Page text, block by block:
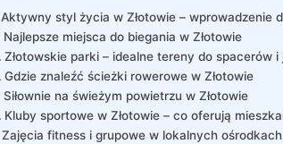
Aktywny styl życia w Złotowie –⁢ wprowadzenie
Najlepsze miejsca do biegania w Złotowie
Złotowskie parki – idealne ⁢tereny‍ do spacerów ⁤i
Gdzie‍ znaleźć ‍ścieżki‍ rowerowe w Złotowie
Siłownie na świeżym ⁤powietrzu ‌w Złotowie
Kluby ​sportowe⁢ w Złotowie – co oferują
Zajęcia fitness​ i ⁤grupowe w lokalnych ośrodkach